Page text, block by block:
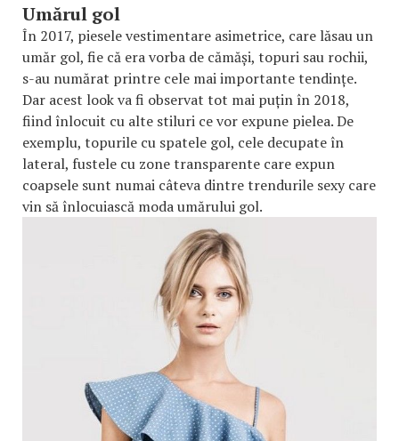
Umărul gol
În 2017, piesele vestimentare asimetrice, care lăsau un
umăr gol, fie că era vorba de cămăși, topuri sau rochii,
s-au numărat printre cele mai importante tendințe.
Dar acest look va fi observat tot mai puțin în 2018,
fiind înlocuit cu alte stiluri ce vor expune pielea. De
exemplu, topurile cu spatele gol, cele decupate în
lateral, fustele cu zone transparente care expun
coapsele sunt numai câteva dintre trendurile sexy care
vin să înlocuiască moda umărului gol.